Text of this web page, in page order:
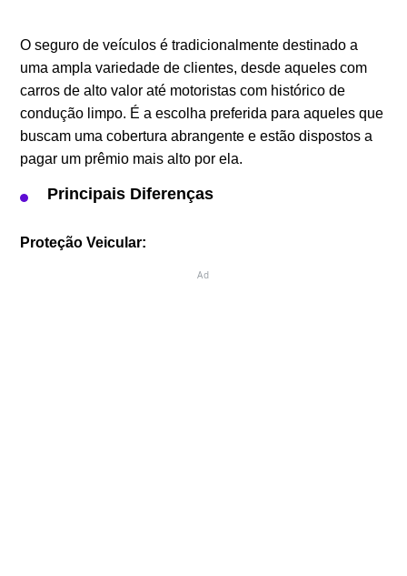
O seguro de veículos é tradicionalmente destinado a
uma ampla variedade de clientes, desde aqueles com
carros de alto valor até motoristas com histórico de
condução limpo. É a escolha preferida para aqueles que
buscam uma cobertura abrangente e estão dispostos a
pagar um prêmio mais alto por ela.
Principais Diferenças
Proteção Veicular:
Ad